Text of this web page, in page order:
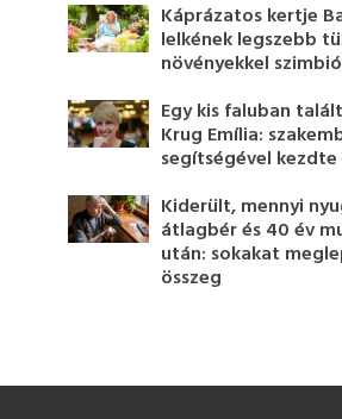
Káprázatos kertje
lelkének legszebb
növényekkel
Egy kis faluban
Krug Emília:
segítségével
Kiderült, mennyi
átlagbér és 40 év
után: sokakat
összeg